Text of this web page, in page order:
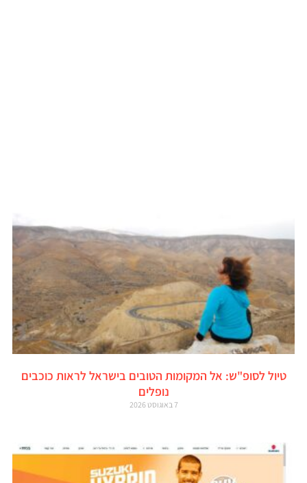
טיול לסופ"ש: אל המקומות הטובים בישראל לראות כוכבים
נופלים
7 באוגוסט 2026